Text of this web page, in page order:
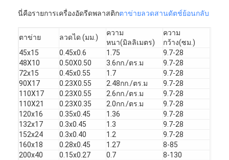
บ้าน
ผลิตภัณฑ์
เกี่ยวกับเรา
ทัวร์โรงงาน
ควบคุมคุณภาพ
นี่คือรายการเครื่องอัดรีดพลาสติกตาข่ายลวดสานดัตช์ย้อนกลับ
ตาข่าย ลวดได (มม.)
ความ
หนา(มิลลิเมตร)
ความ
กว้าง(ซม.)
45x15
0.45x0.6 1.75
9.7-28
48X10
0.50X0.50 3.6กก./ตร.ม
9.7-28
72x15
0.45x0.55 1.7
9.7-28
90X17
0.23X0.55 2.48กก./ตร.ม
9.7-28
110X17
0.23X0.55 2.6กก./ตร.ม
9.7-28
110X21
0.23X0.35 2.0กก./ตร.ม
9.7-28
120x16
0.35x0.45 1.36
9.7-28
132x17
0.3x0.45 1.3
9.7-28
152x24
0.3x0.40 1.2
9.7-28
160x18
0.28x0.45 1.27
8-85
200x40
0.15x0.27 0.7
8-130